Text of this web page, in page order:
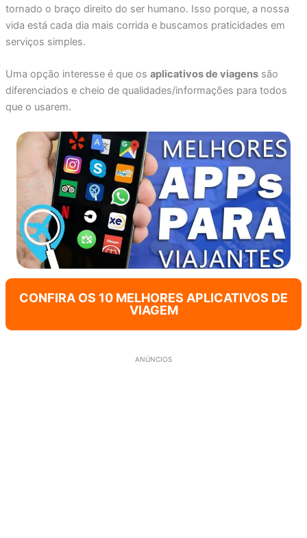
tornado o braço direito do ser humano. Isso porque, a nossa
vida está cada dia mais corrida e buscamos praticidades em
serviços simples.
Uma opção interesse é que os aplicativos de viagenssão
diferenciados e cheio de qualidades/informações para todos
que o usarem.
CONFIRA OS 10 MELHORES APLICATIVOS DE
VIAGEM
ANÚNCIOS